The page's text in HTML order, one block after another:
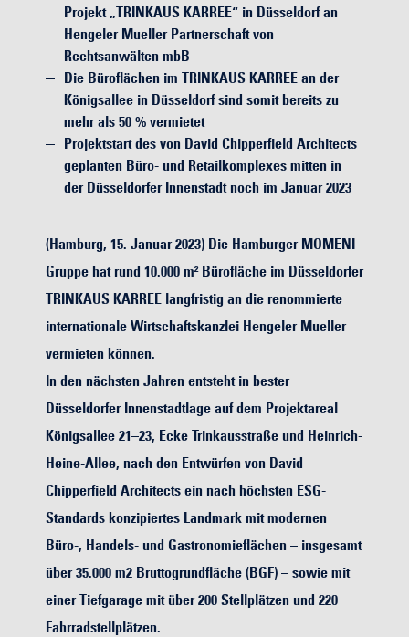
Projekt „TRINKAUS KARREE“ in Düsseldorf an
Hengeler Mueller Partnerschaft von
Rechtsanwälten mbB
Die Büroflächen im TRINKAUS KARREE an der
Königsallee in Düsseldorf sind somit bereits zu
mehr als 50 % vermietet
Projektstart des von David Chipperfield Architects
geplanten Büro- und Retailkomplexes mitten in
der Düsseldorfer Innenstadt noch im Januar 2023
(Hamburg, 15. Januar 2023) Die Hamburger MOMENI
Gruppe hat rund 10.000 m² Bürofläche im Düsseldorfer
TRINKAUS KARREE langfristig an die renommierte
internationale Wirtschaftskanzlei Hengeler Mueller
vermieten können.
In den nächsten Jahren entsteht in bester
Düsseldorfer Innenstadtlage auf dem Projektareal
Königsallee 21–23, Ecke Trinkausstraße und Heinrich-
Heine-Allee, nach den Entwürfen von David
Chipperfield Architects ein nach höchsten ESG-
Standards konzipiertes Landmark mit modernen
Büro-, Handels- und Gastronomieflächen – insgesamt
über 35.000 m2 Bruttogrundfläche (BGF) – sowie mit
einer Tiefgarage mit über 200 Stellplätzen und 220
Fahrradstellplätzen.